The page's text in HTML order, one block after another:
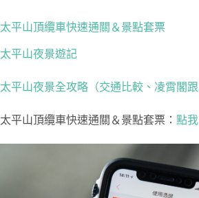
太平山頂纜車快速通關＆景點套票
太平山夜景遊記
太平山夜景全攻略（交通比較、凌霄閣
太平山頂纜車快速通關＆景點套票： 點